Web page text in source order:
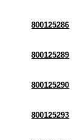
800125286
800125289
800125290
800125293